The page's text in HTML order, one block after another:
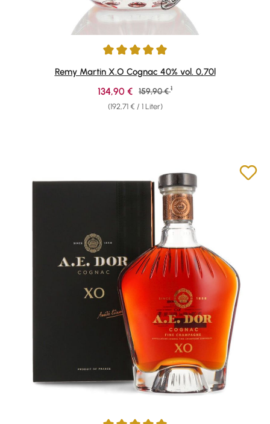
Durchschnittliche Bewertung von 4.94 von 5 Sternen
Remy Martin X.O Cognac 40% vol. 0,70l
(192,71 € / 1 Liter)
Verkaufspreis:
134,90 € Regulärer Preis:
159,90 € 1